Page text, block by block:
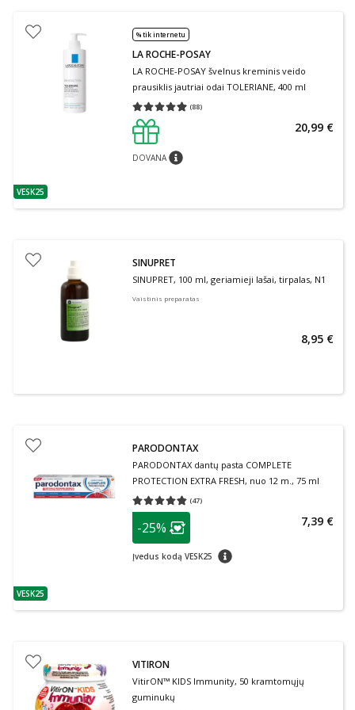
patarimas
VESK25
% tik internetu
LA ROCHE-POSAY
LA ROCHE-POSAY švelnus kreminis veido
prausiklis jautriai odai TOLERIANE, 400 ml
(88)
Vidutinis įvertinimas 4.91
DOVANApatarimas
20,99 €
SINUPRET
SINUPRET, 100 ml, geriamieji lašai, tirpalas, N1
Vaistinis preparatas
8,95 €
patarimas
VESK25
PARODONTAX
PARODONTAX dantų pasta COMPLETE
PROTECTION EXTRA FRESH, nuo 12 m., 75 ml
(47)
Vidutinis įvertinimas 4.79
patarimas
Lojalumo klubo narių nuolaida
-25%
Įvedus kodą VESK25 patarimas
7,39 €
VITIRON
VitirON™ KIDS Immunity, 50 kramtomųjų
guminukų